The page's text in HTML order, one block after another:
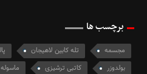
برچسب ها
مجسمه تله کابین لاهیجان
بولدوزر
کاتبی ترشیزی ماسوله